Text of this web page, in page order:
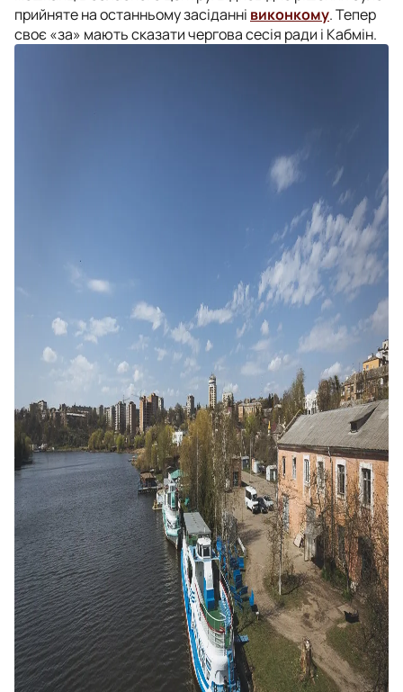
прийняте на останньому засіданні виконкому. Тепер
своє «за» мають сказати чергова сесія ради і Кабмін.